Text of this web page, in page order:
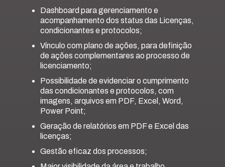
Dashboard para gerenciamento e
acompanhamento dos status das Licenças,
condicionantes e protocolos;
Vínculo com plano de ações, para definição
de ações complementares ao processo de
licenciamento;
Possibilidade de evidenciar o cumprimento
das condicionantes e protocolos, com
imagens, arquivos em PDF, Excel, Word,
Power Point;
Geração de relatórios em PDF e Excel das
licenças;
Gestão eficaz dos processos;